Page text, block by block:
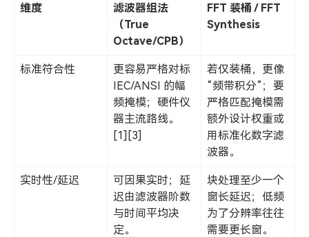
维度
滤波器组法
（True
Octave/CPB）
FFT 装桶 / FFT
Synthesis
标准符合性
更容易严格对标
IEC/ANSI 的幅
频掩模；硬件仪
器主流路线。
[1][3]
若仅装桶，更像
“频带积分”；要
严格匹配掩模需
额外设计权重或
用标准化数字滤
波器。
实时性/延迟
可因果实时；延
迟由滤波器阶数
与时间平均决
定。
块处理至少一个
窗长延迟；低频
为了分辨率往往
需要更长窗。